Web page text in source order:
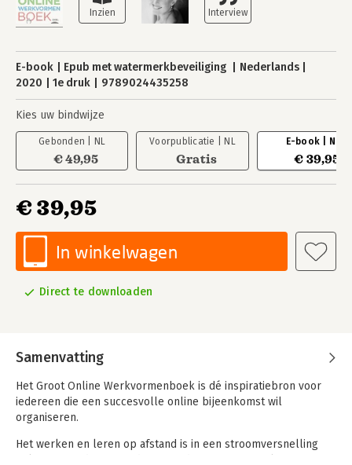
E-book Epub met watermerkbeveiliging
Nederlands
2020
1e druk 9789024435258
Kies uw bindwijze
Gebonden | NL
€ 49,95
Voorpublicatie | NL
Gratis
E-book | NL
€ 39,95
€ 39,95
In winkelwagen
Direct te downloaden
Samenvatting
Het Groot Online Werkvormenboek is dé inspiratiebron voor
iedereen die een succesvolle online bijeenkomst wil
organiseren.
Het werken en leren op afstand is in een stroomversnelling